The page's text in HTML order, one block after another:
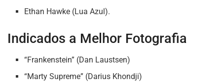
Ethan Hawke (Lua Azul).
Indicados a Melhor Fotografia
“Frankenstein” (Dan Laustsen)
“Marty Supreme” (Darius Khondji)